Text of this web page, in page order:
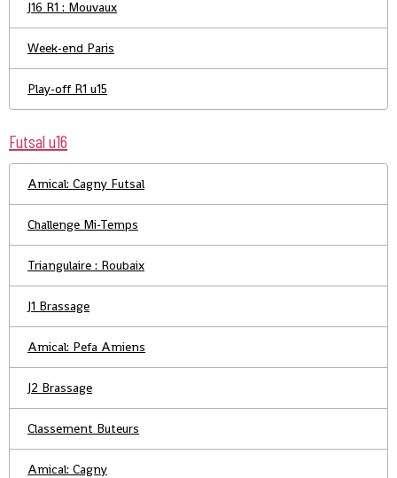
J16 R1 : Mouvaux
Week-end Paris
Play-off R1 u15
Futsal u16
Amical: Cagny Futsal
Challenge Mi-Temps
Triangulaire : Roubaix
J1 Brassage
Amical: Pefa Amiens
J2 Brassage
Classement Buteurs
Amical: Cagny